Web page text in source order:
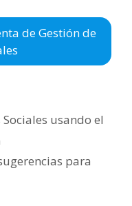
de Gestión de
usando el
para